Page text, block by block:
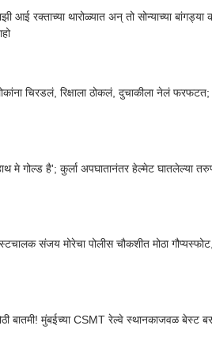
आई रक्ताच्या थारोळ्यात अन् तो सोन्याच्या
चिरडलं, रिक्षाला ठोकलं, दुचाकीला नेलं
मे गोल्ड है'; कुर्ला अपघातानंतर हेल्मेट घातलेल्या
संजय मोरेचा पोलीस चौकशीत मोठा
बातमी! मुंबईच्या CSMT रेल्वे स्थानकाजवळ बेस्ट